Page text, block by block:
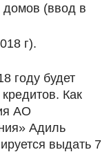
(ввод в
г).
году будет
Как
АО
Адиль
выдать 7